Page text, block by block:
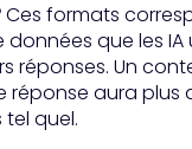
Ces formats
que les IA
réponses. Un
réponse aura plus
tel quel.